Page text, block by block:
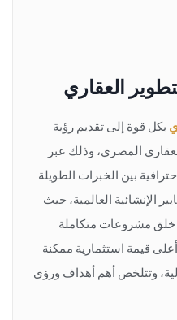
العقاري
بكل قوة إلى تقديم رؤية
المصري، وذلك عبر
بين الخبرات الطويلة
الإنشائية العالمية، حيث
مشروعات متكاملة
قيمة استثمارية ممكنة
وتتلخص أهم أهداف ورؤى